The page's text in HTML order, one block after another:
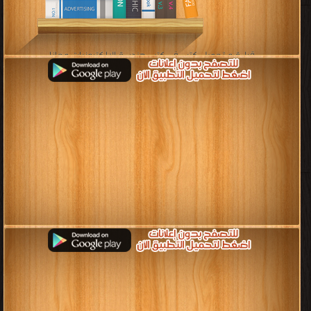
قراءة و تحميل كتب في كتب هندسة الإلكترونيات مجانا
[ 17 كتاب/كتب ]